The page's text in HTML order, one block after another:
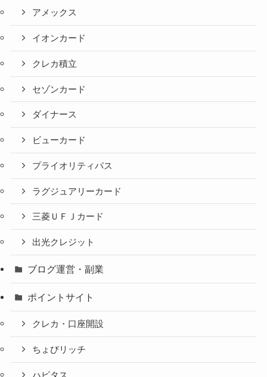
アメックス
イオンカード
クレカ積立
セゾンカード
ダイナース
ビューカード
プライオリティパス
ラグジュアリーカード
三菱ＵＦＪカード
出光クレジット
ブログ運営・副業
ポイントサイト
クレカ・口座開設
ちょびリッチ
ハピタス